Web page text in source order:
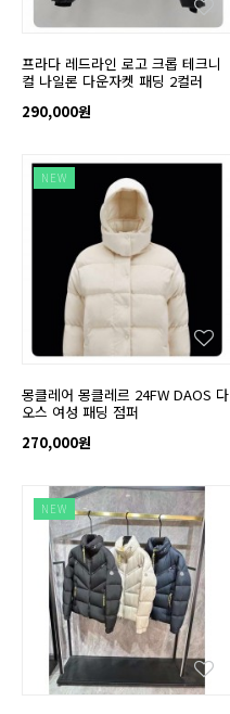
프라다 레드라인 로고 크롭 테크니
컬 나일론 다운자켓 패딩 2컬러
290,000원
NEW
몽클레어 몽클레르 24FW DAOS 다
오스 여성 패딩 점퍼
270,000원
NEW